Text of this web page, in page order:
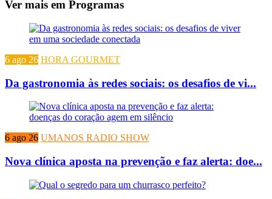
Ver mais em Programas
6 ago 26 HORA GOURMET
Da gastronomia às redes sociais: os desafios de vi...
6 ago 26 UMANOS RADIO SHOW
Nova clínica aposta na prevenção e faz alerta: doe...